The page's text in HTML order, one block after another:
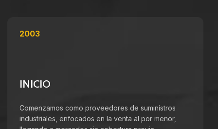
2003
INICIO
Comenzamos como proveedores de suministros
industriales, enfocados en la venta al por menor,